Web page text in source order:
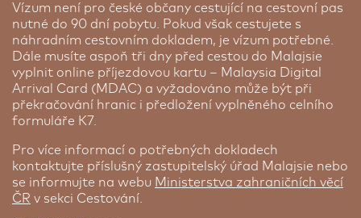
Vízum není pro české občany cestující na cestovní pas
nutné do 90 dní pobytu. Pokud však cestujete s
náhradním cestovním dokladem, je vízum potřebné.
Dále musíte aspoň tři dny před cestou do Malajsie
vyplnit online příjezdovou kartu – Malaysia Digital
Arrival Card (MDAC) a vyžadováno může být při
překračování hranic i předložení vyplněného celního
formuláře K7.
Pro více informací o potřebných dokladech
kontaktujte příslušný zastupitelský úřad Malajsie nebo
se informujte na webu Ministerstva zahraničních věcí
ČR v sekci Cestování.